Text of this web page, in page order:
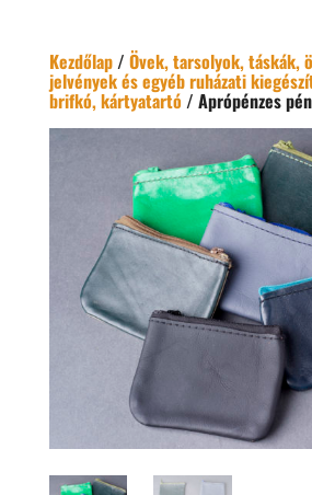
Kezdőlap/ Övek, tarsolyok, táskák,
jelvények és egyéb ruházati
brifkó, kártyatartó/ Aprópénzes